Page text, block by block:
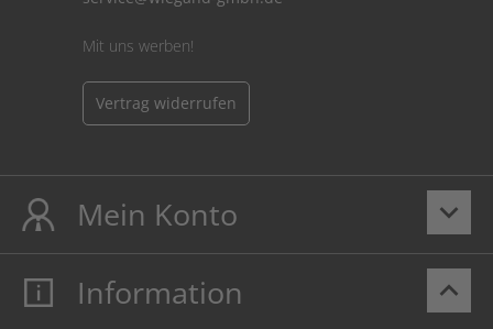
Mit uns werben!
Vertrag widerrufen
keyboard_arrow_down
Mein Konto
Mein Konto
keyboard_arrow_up
Information